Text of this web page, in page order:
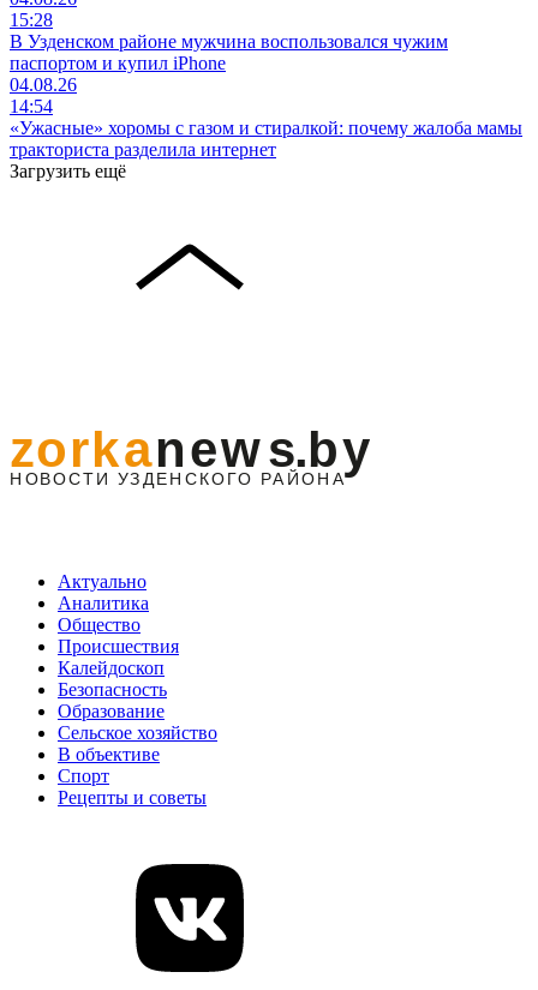
15:28
В Узденском районе мужчина воспользовался чужим
паспортом и купил iPhone
04.08.26
14:54
«Ужасные» хоромы с газом и стиралкой: почему жалоба мамы
тракториста разделила интернет
Загрузить ещё
Актуально
Аналитика
Общество
Происшествия
Калейдоскоп
Безопасность
Образование
Сельское хозяйство
В объективе
Спорт
Рецепты и советы